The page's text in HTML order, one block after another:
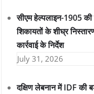
सीएम हेल्पलाइन-1905 की
शिकायतों के शीघ्र
कार्रवाई के निर्देश
July 31, 2026
दक्षिण लेबनान में IDF की